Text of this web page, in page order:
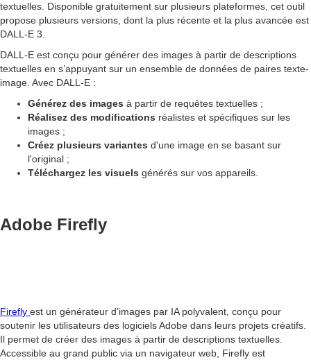
textuelles. Disponible gratuitement sur plusieurs plateformes, cet outil
propose plusieurs versions, dont la plus récente et la plus avancée est
DALL-E 3.
DALL-E est conçu pour générer des images à partir de descriptions
textuelles en s’appuyant sur un ensemble de données de paires texte-
image. Avec DALL-E :
Générez des images à partir de requêtes textuelles ;
Réalisez des modifications réalistes et spécifiques sur les
images ;
Créez plusieurs variantes d'une image en se basant sur
l'original ;
Téléchargez les visuels générés sur vos appareils.
Adobe Firefly
Firefly est un générateur d’images par IA polyvalent, conçu pour
soutenir les utilisateurs des logiciels Adobe dans leurs projets créatifs.
Il permet de créer des images à partir de descriptions textuelles.
Accessible au grand public via un navigateur web, Firefly est